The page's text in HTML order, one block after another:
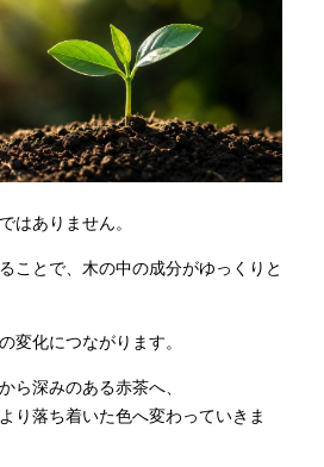
はありません。
ことで、木の中の成分がゆっくりと
変化につながります。
ら深みのある赤茶へ、
り落ち着いた色へ変わっていきま